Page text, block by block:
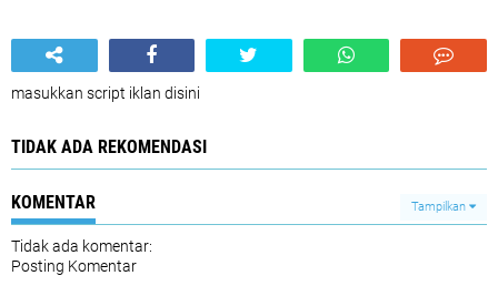
masukkan script iklan disini
TIDAK ADA REKOMENDASI
KOMENTAR Tampilkan
Tidak ada komentar:
Posting Komentar